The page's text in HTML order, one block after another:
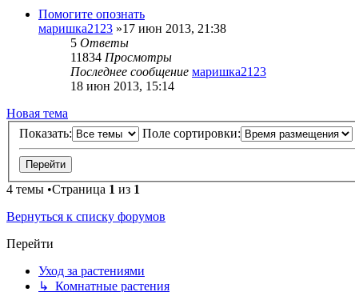
Помогите опознать
маришка2123 »17 июн 2013, 21:38
5 Ответы
11834 Просмотры
Последнее сообщение маришка2123
18 июн 2013, 15:14
Новая тема
Показать:
Поле сортировки:
4 темы •Страница 1 из 1
Вернуться к списку форумов
Перейти
Уход за растениями
↳ Комнатные растения